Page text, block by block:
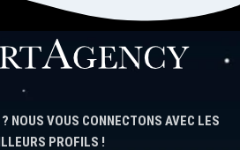
NOUS VOUS CONNECTONS AVEC LES
PROFILS !